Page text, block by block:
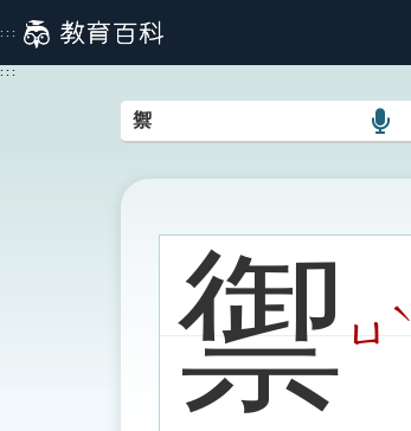
到
主
:::
:::
語
搜
圖
禦ㄩ
ˋ